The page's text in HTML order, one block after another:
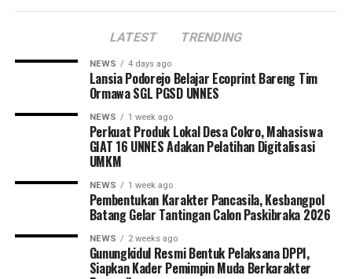
beranggapan, penggunaan cancut tak natural, baik bagi
pria maupun wanita. Cancut juga dinilai mengekang
Mereka melakukan protes dengan aksinya yang
kontroversial. Kaum Hippies membakar seluruh celana
dalam atau bra yang mereka ambil secara paksa dari
toko pakaian maupun dari orang-orang yang
Apa benar kaum Hippies merasa tak nyaman memakai
celana dalam? Kemungkinan itu sangat terbuka jika
mencermati riwayat hidup mereka. Tapi, lebih dari itu,
LATEST TRENDING
NEWS 4 days ago
Lansia Podorejo Belajar Ecoprint Bareng Tim
Ormawa SGL PGSD UNNES
NEWS 1 week ago
Perkuat Produk Lokal Desa Cokro, Mahasiswa
GIAT 16 UNNES Adakan Pelatihan Digitalisasi
UMKM
NEWS 1 week ago
Pembentukan Karakter Pancasila, Kesbangpol
Batang Gelar Tantingan Calon Paskibraka 2026
NEWS 2 weeks ago
Gunungkidul Resmi Bentuk Pelaksana DPPI,
Siapkan Kader Pemimpin Muda Berkarakter